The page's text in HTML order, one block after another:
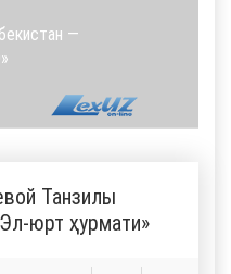
—
Танзилы
юрт ҳурмати»